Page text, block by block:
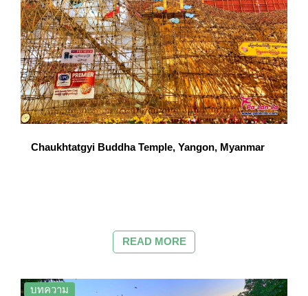
Chaukhtatgyi Buddha Temple, Yangon, Myanmar
READ MORE
บทความ